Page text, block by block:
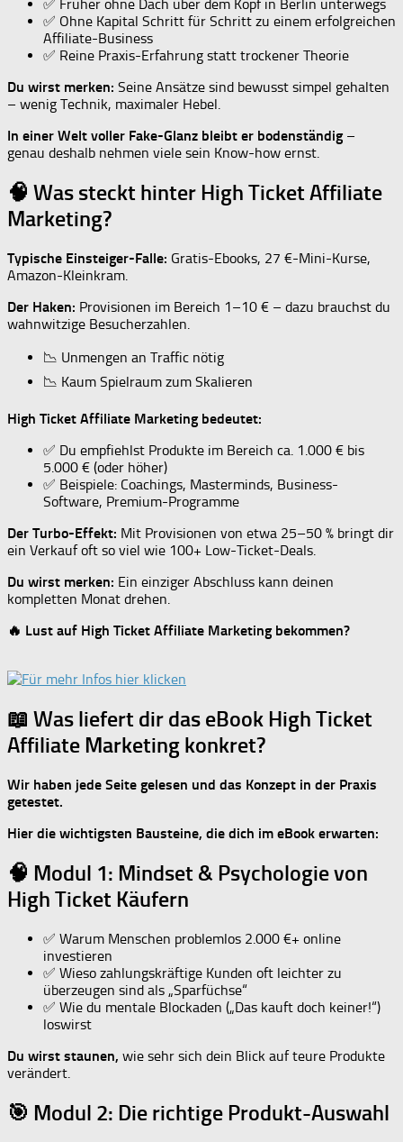
✅ Früher ohne Dach über dem Kopf in Berlin unterwegs
✅ Ohne Kapital Schritt für Schritt zu einem erfolgreichen
Affiliate-Business
✅ Reine Praxis-Erfahrung statt trockener Theorie
Du wirst merken: Seine Ansätze sind bewusst simpel gehalten
– wenig Technik, maximaler Hebel.
In einer Welt voller Fake-Glanz bleibt er bodenständig –
genau deshalb nehmen viele sein Know-how ernst.
🧠 Was steckt hinter High Ticket Affiliate
Marketing?
Typische Einsteiger-Falle: Gratis-Ebooks, 27 €-Mini-Kurse,
Amazon-Kleinkram.
Der Haken: Provisionen im Bereich 1–10 € – dazu brauchst du
wahnwitzige Besucherzahlen.
📉 Unmengen an Traffic nötig
📉 Kaum Spielraum zum Skalieren
High Ticket Affiliate Marketing bedeutet:
✅ Du empfiehlst Produkte im Bereich ca. 1.000 € bis
5.000 € (oder höher)
✅ Beispiele: Coachings, Masterminds, Business-
Software, Premium-Programme
Der Turbo-Effekt: Mit Provisionen von etwa 25–50 % bringt dir
ein Verkauf oft so viel wie 100+ Low-Ticket-Deals.
Du wirst merken: Ein einziger Abschluss kann deinen
kompletten Monat drehen.
🔥 Lust auf High Ticket Affiliate Marketing bekommen?
📖 Was liefert dir das eBook High Ticket
Affiliate Marketing konkret?
Wir haben jede Seite gelesen und das Konzept in der Praxis
getestet.
Hier die wichtigsten Bausteine, die dich im eBook erwarten:
🧠 Modul 1: Mindset & Psychologie von
High Ticket Käufern
✅ Warum Menschen problemlos 2.000 €+ online
investieren
✅ Wieso zahlungskräftige Kunden oft leichter zu
überzeugen sind als „Sparfüchse“
✅ Wie du mentale Blockaden („Das kauft doch keiner!“)
loswirst
Du wirst staunen, wie sehr sich dein Blick auf teure Produkte
verändert.
🎯 Modul 2: Die richtige Produkt-Auswahl